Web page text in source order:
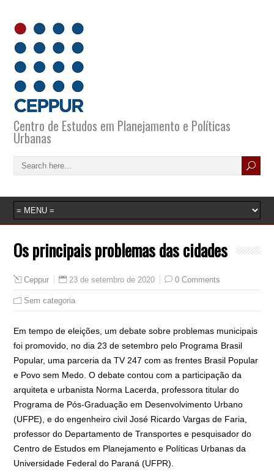
Centro de Estudos em Planejamento e Políticas
Urbanas
Os principais problemas das cidades
Ceppur 23 de setembro de 2020 0 Comments
Sem categoria
Em tempo de eleições, um debate sobre problemas municipais
foi promovido, no dia 23 de setembro pelo Programa Brasil
Popular, uma parceria da TV 247 com as frentes Brasil Popular
e Povo sem Medo. O debate contou com a participação da
arquiteta e urbanista Norma Lacerda, professora titular do
Programa de Pós-Graduação em Desenvolvimento Urbano
(UFPE), e do engenheiro civil José Ricardo Vargas de Faria,
professor do Departamento de Transportes e pesquisador do
Centro de Estudos em Planejamento e Políticas Urbanas da
Universidade Federal do Paraná (UFPR).